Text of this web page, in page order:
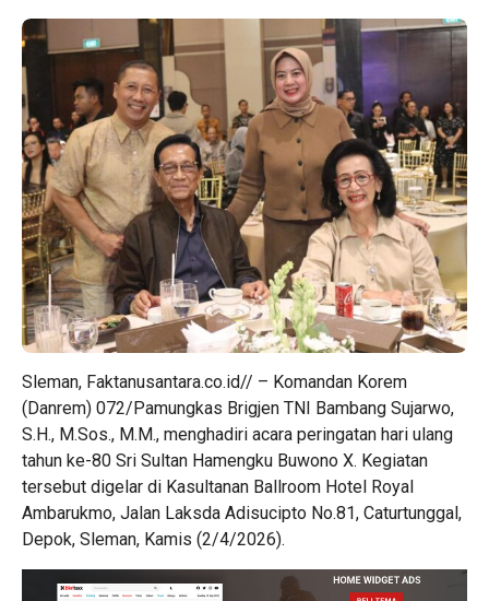
Sleman, Faktanusantara.co.id// – Komandan Korem
(Danrem) 072/Pamungkas Brigjen TNI Bambang Sujarwo,
S.H., M.Sos., M.M., menghadiri acara peringatan hari ulang
tahun ke-80 Sri Sultan Hamengku Buwono X. Kegiatan
tersebut digelar di Kasultanan Ballroom Hotel Royal
Ambarukmo, Jalan Laksda Adisucipto No.81, Caturtunggal,
Depok, Sleman, Kamis (2/4/2026).